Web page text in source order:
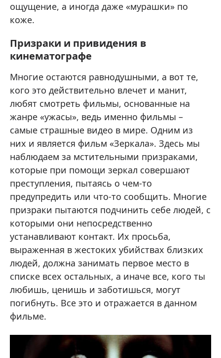
ощущение, а иногда даже «мурашки» по
коже.
Призраки и привидения в
кинематографе
Многие остаются равнодушными, а вот те,
кого это действительно влечет и манит,
любят смотреть фильмы, основанные на
жанре «ужасы», ведь именно фильмы –
самые страшные видео в мире. Одним из
них и является фильм «Зеркала». Здесь мы
наблюдаем за мстительными призраками,
которые при помощи зеркал совершают
преступления, пытаясь о чем-то
предупредить или что-то сообщить. Многие
призраки пытаются подчинить себе людей, с
которыми они непосредственно
устанавливают контакт. Их просьба,
выраженная в жестоких убийствах близких
людей, должна занимать первое место в
списке всех остальных, а иначе все, кого ты
любишь, ценишь и заботишься, могут
погибнуть. Все это и отражается в данном
фильме.